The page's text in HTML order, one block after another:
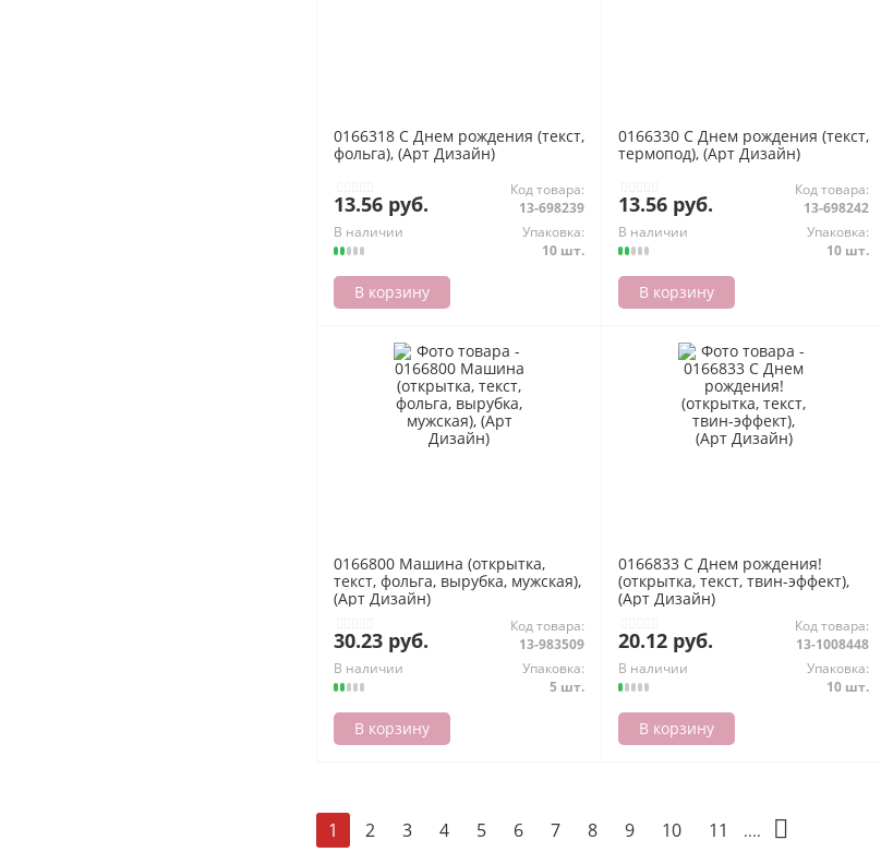
0166318 С Днем рождения (текст,
фольга), (Арт Дизайн)
13.56 руб.
Код товара:
13-698239
В наличии
Упаковка:
10 шт.
В корзину
0166330 С Днем рождения (текст,
термопод), (Арт Дизайн)
13.56 руб.
Код товара:
13-698242
В наличии
Упаковка:
10 шт.
В корзину
0166800 Машина (открытка,
текст, фольга, вырубка, мужская),
(Арт Дизайн)
30.23 руб.
Код товара:
13-983509
В наличии
Упаковка:
5 шт.
В корзину
0166833 С Днем рождения!
(открытка, текст, твин-эффект),
(Арт Дизайн)
20.12 руб.
Код товара:
13-1008448
В наличии
Упаковка:
10 шт.
В корзину
1 2 3 4 5 6 7 8 9 10 11 ....